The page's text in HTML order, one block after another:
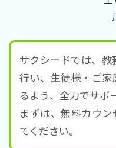
サクシードでは、
行い、生徒様・ご
るよう、全力でサポ
まずは、無料カウ
てください。